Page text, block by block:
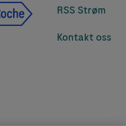
RSS Strøm
Kontakt oss